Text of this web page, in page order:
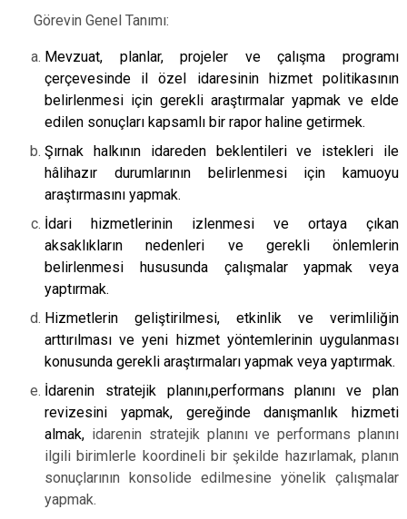
Görevin Genel Tanımı:
Mevzuat, planlar, projeler ve çalışma programı
çerçevesinde il özel idaresinin hizmet politikasının
belirlenmesi için gerekli araştırmalar yapmak ve elde
edilen sonuçları kapsamlı bir rapor haline getirmek.
Şırnak halkının idareden beklentileri ve istekleri ile
hâlihazır durumlarının belirlenmesi için kamuoyu
araştırmasını yapmak.
İdari hizmetlerinin izlenmesi ve ortaya çıkan
aksaklıkların nedenleri ve gerekli önlemlerin
belirlenmesi hususunda çalışmalar yapmak veya
yaptırmak.
Hizmetlerin geliştirilmesi, etkinlik ve verimliliğin
arttırılması ve yeni hizmet yöntemlerinin uygulanması
konusunda gerekli araştırmaları yapmak veya yaptırmak.
İdarenin stratejik planını,performans planını ve plan
revizesini yapmak, gereğinde danışmanlık hizmeti
almak, idarenin stratejik planını ve performans planını
ilgili birimlerle koordineli bir şekilde hazırlamak, planın
sonuçlarının konsolide edilmesine yönelik çalışmalar
yapmak.